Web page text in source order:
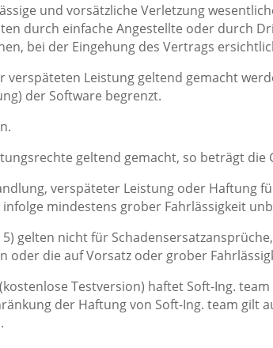
und vorsätzliche Verletzung
durch einfache Angestellte oder durch
bei der Eingehung des Vertrags
Leistung geltend gemacht
der Software begrenzt.
geltend gemacht, so beträgt
verspäteter Leistung oder Haftung
mindestens grober Fahrlässigkeit
gelten nicht für
oder die auf Vorsatz oder grober
Testversion) haftet Soft-Ing.
der Haftung von Soft-Ing. team gilt